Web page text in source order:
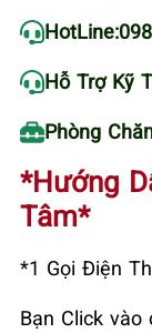
HotLine:
Hỗ Trợ Kỹ
Phòng
*Hướng
Tâm*
*1 Gọi Điện
Bạn Click